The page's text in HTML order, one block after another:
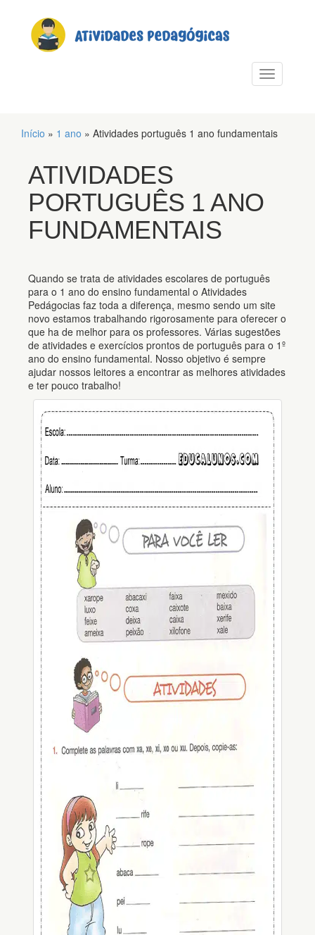
Alternar
Início » 1 ano » Atividades português 1 ano fundamentais
ATIVIDADES
PORTUGUÊS 1 ANO
FUNDAMENTAIS
Quando se trata de atividades escolares de português
para o 1 ano do ensino fundamental o Atividades
Pedágocias faz toda a diferença, mesmo sendo um site
novo estamos trabalhando rigorosamente para oferecer o
que ha de melhor para os professores. Várias sugestões
de atividades e exercícios prontos de português para o 1º
ano do ensino fundamental. Nosso objetivo é sempre
ajudar nossos leitores a encontrar as melhores atividades
e ter pouco trabalho!